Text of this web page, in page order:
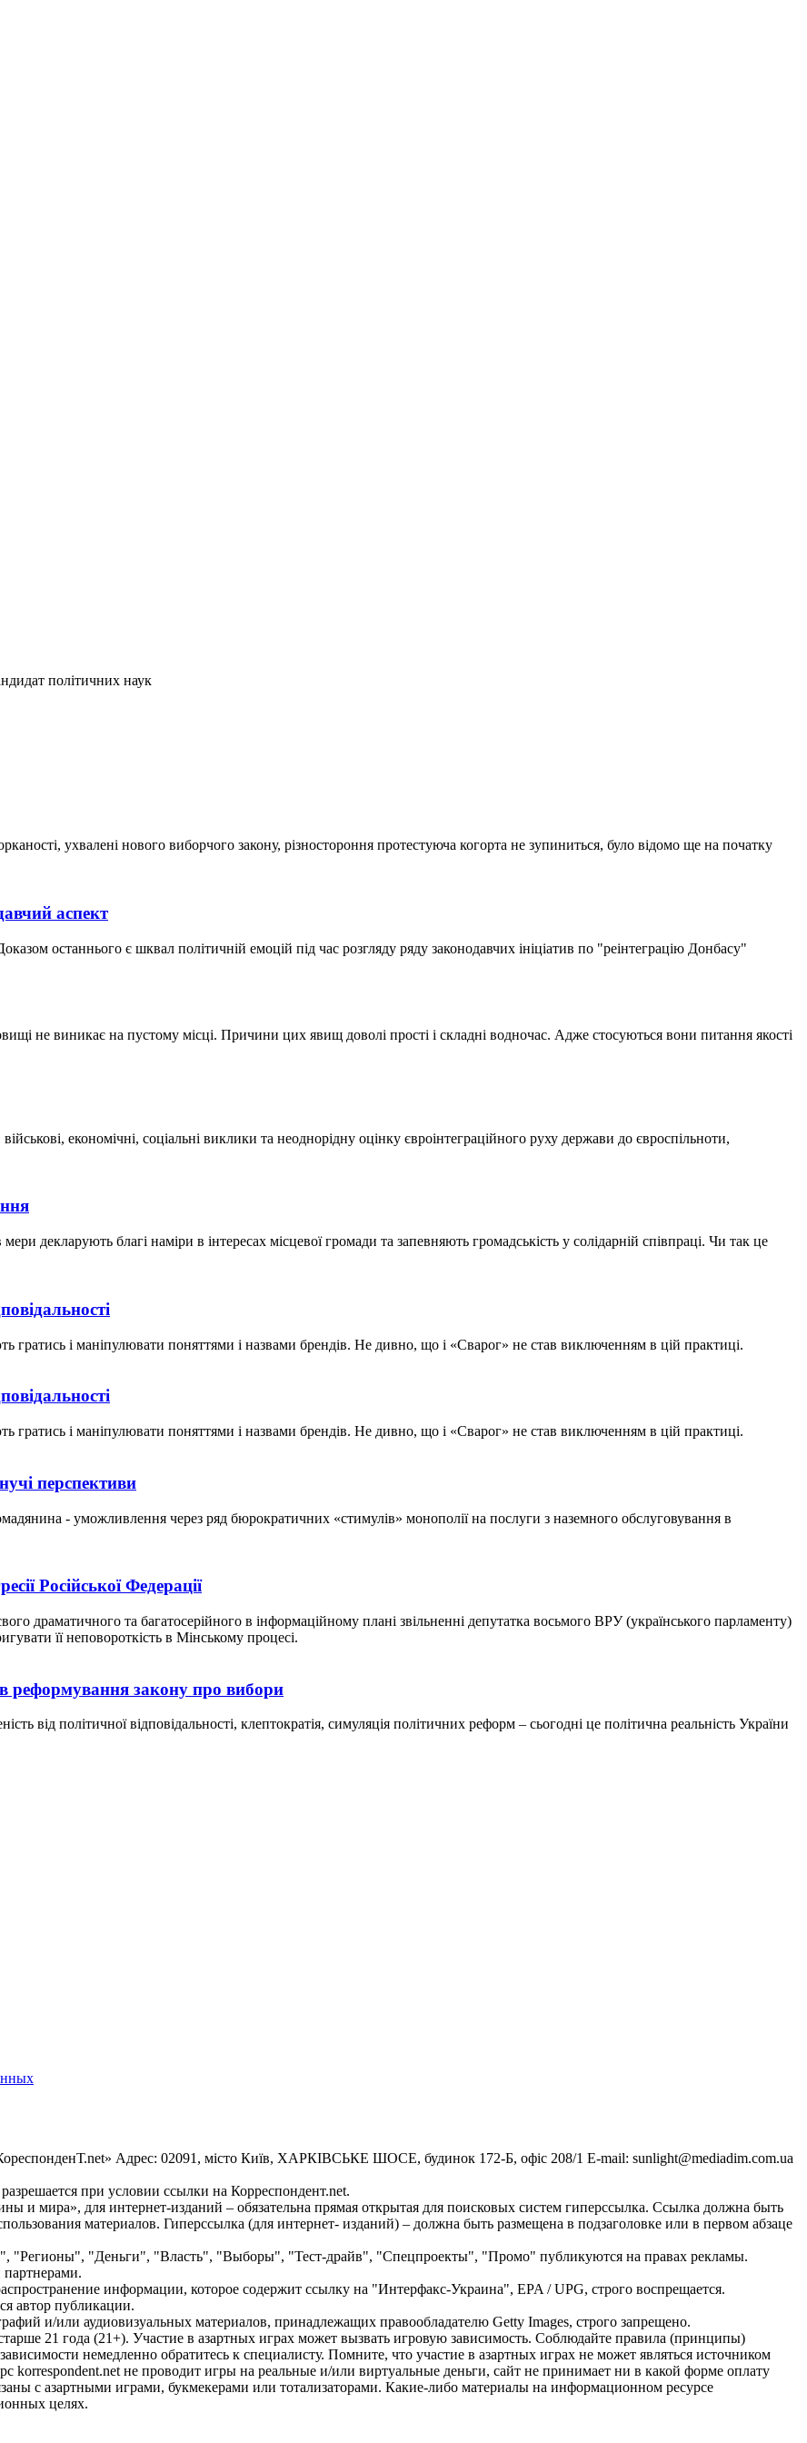
політичних наук
ухвалені нового виборчого закону, різностороння протестуюча когорта не зупиниться, було відомо ще на початку
аспект
останнього є шквал політичній емоцій під час розгляду ряду законодавчих ініціатив по "реінтеграцію Донбасу"
не виникає на пустому місці. Причини цих явищ доволі прості і складні водночас. Адже стосуються вони питання якості
економічні, соціальні виклики та неоднорідну оцінку євроінтеграційного руху держави до євроспільноти,
декларують благі наміри в інтересах місцевої громади та запевняють громадськість у солідарній співпраці. Чи так це
гратись і маніпулювати поняттями і назвами брендів. Не дивно, що і «Сварог» не став виключенням в цій практиці.
гратись і маніпулювати поняттями і назвами брендів. Не дивно, що і «Сварог» не став виключенням в цій практиці.
перспективи
- уможливлення через ряд бюрократичних «стимулів» монополії на послуги з наземного обслуговування в
Російської Федерації
драматичного та багатосерійного в інформаційному плані звільненні депутатка восьмого ВРУ (українського парламенту)
її неповороткість в Мінському процесі.
реформування закону про вибори
від політичної відповідальності, клептократія, симуляція політичних реформ – сьогодні це політична реальність України
Адрес: 02091, місто Київ, ХАРКІВСЬКЕ ШОСЕ, будинок 172-Б, офіс 208/1 E-mail: sunlight@mediadim.com.ua
при условии ссылки на Корреспондент.net.
и мира», для интернет-изданий – обязательна прямая открытая для поисковых систем гиперссылка. Ссылка должна быть
материалов. Гиперссылка (для интернет- изданий) – должна быть размещена в подзаголовке или в первом абзаце
"Регионы", "Деньги", "Власть", "Выборы", "Тест-драйв", "Спецпроекты", "Промо" публикуются на правах рекламы.
партнерами.
информации, которое содержит ссылку на "Интерфакс-Украина", EPA / UPG, строго воспрещается.
автор публикации.
и/или аудиовизуальных материалов, принадлежащих правообладателю Getty Images, строго запрещено.
21 года (21+). Участие в азартных играх может вызвать игровую зависимость. Соблюдайте правила (принципы)
немедленно обратитесь к специалисту. Помните, что участие в азартных играх не может являться источником
korrespondent.net не проводит игры на реальные и/или виртуальные деньги, сайт не принимает ни в какой форме оплату
с азартными играми, букмекерами или тотализаторами. Какие-либо материалы на информационном ресурсе
целях.